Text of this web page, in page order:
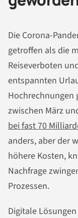
Die Corona-
getroffen als die
Reiseverboten
entspannten
Hochrechnungen
zwischen März
bei fast 70
anders, aber der
höhere Kosten,
Nachfrage
Prozessen.
Digitale